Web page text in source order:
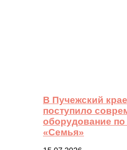
В Пучежский
поступило
оборудование по
«Семья»